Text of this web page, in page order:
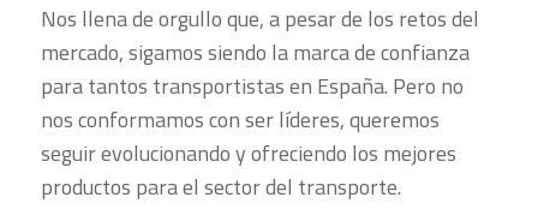
Nos llena de orgullo que, a pesar de los retos del
mercado, sigamos siendo la marca de confianza
para tantos transportistas en España. Pero no
nos conformamos con ser líderes, queremos
seguir evolucionando y ofreciendo los mejores
productos para el sector del transporte.